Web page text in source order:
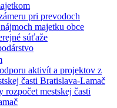
pri prevodoch
majetku obce
súťaže
aktivít a projektov z
časti Bratislava-Lamač
rozpočet mestskej časti